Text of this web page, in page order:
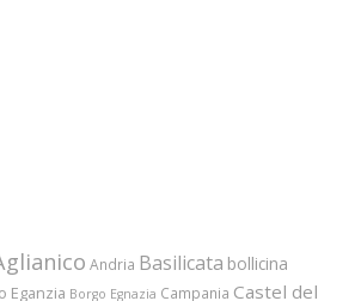
Andria Basilicata bollicina
Eganzia Borgo Egnazia Campania Castel del